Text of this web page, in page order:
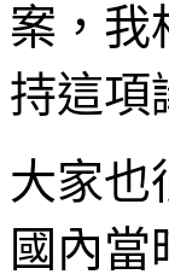
案，我
持這項
大家也
國內